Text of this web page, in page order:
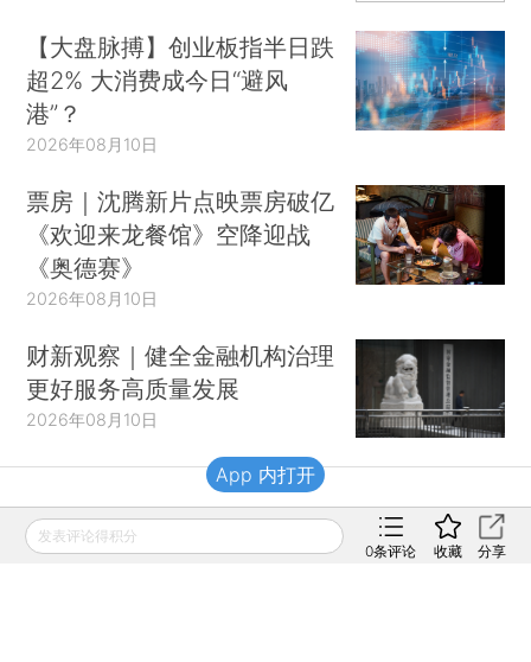
【大盘脉搏】创业板指半日跌
超2% 大消费成今日“避风
港”？
2026年08月10日
票房｜沈腾新片点映票房破亿
《欢迎来龙餐馆》空降迎战
《奥德赛》
2026年08月10日
财新观察｜健全金融机构治理
更好服务高质量发展
2026年08月10日
财新移动
发表评论得积分
0条评论 收藏 分享
App 内打开